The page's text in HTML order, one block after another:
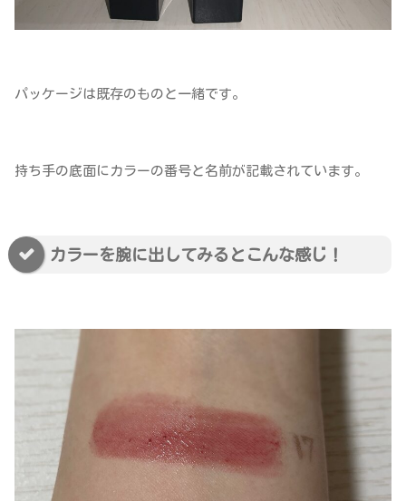
パッケージは既存のものと一緒です。
持ち手の底面にカラーの番号と名前が記載されています。
カラーを腕に出してみるとこんな感じ！